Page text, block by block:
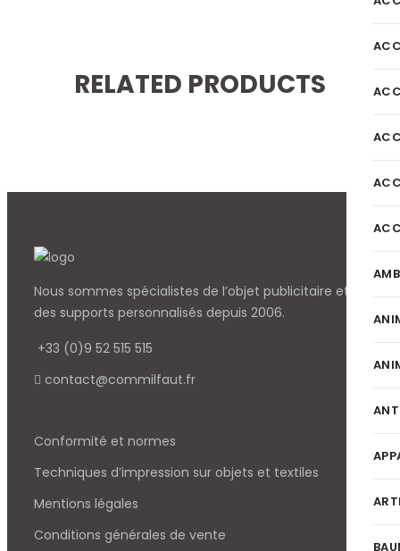
RELATED PRODUCTS
Nous sommes spécialistes de l’objet publicitaire et
des supports personnalisés depuis 2006.
+33 (0)9 52 515 515
contact@commilfaut.fr
Conformité et normes
Techniques d’impression sur objets et textiles
Mentions légales
Conditions générales de vente